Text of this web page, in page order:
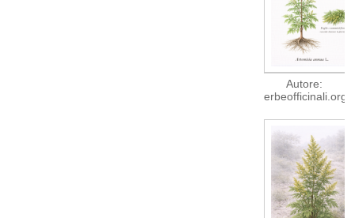
Autore:
erbeofficinali.org